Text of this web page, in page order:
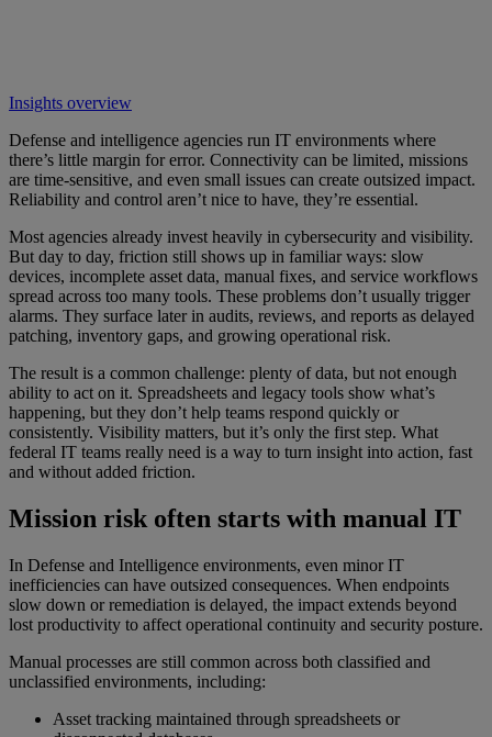
Insights overview
Defense and intelligence agencies run IT environments where
there’s little margin for error. Connectivity can be limited, missions
are time-sensitive, and even small issues can create outsized impact.
Reliability and control aren’t nice to have, they’re essential.
Most agencies already invest heavily in cybersecurity and visibility.
But day to day, friction still shows up in familiar ways: slow
devices, incomplete asset data, manual fixes, and service workflows
spread across too many tools. These problems don’t usually trigger
alarms. They surface later in audits, reviews, and reports as delayed
patching, inventory gaps, and growing operational risk.
The result is a common challenge: plenty of data, but not enough
ability to act on it. Spreadsheets and legacy tools show what’s
happening, but they don’t help teams respond quickly or
consistently. Visibility matters, but it’s only the first step. What
federal IT teams really need is a way to turn insight into action, fast
and without added friction.
Mission risk often starts with manual IT
In Defense and Intelligence environments, even minor IT
inefficiencies can have outsized consequences. When endpoints
slow down or remediation is delayed, the impact extends beyond
lost productivity to affect operational continuity and security posture.
Manual processes are still common across both classified and
unclassified environments, including:
Asset tracking maintained through spreadsheets or